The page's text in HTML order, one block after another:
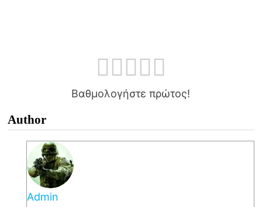
Βαθμολογήστε πρώτος!
Author
Admin